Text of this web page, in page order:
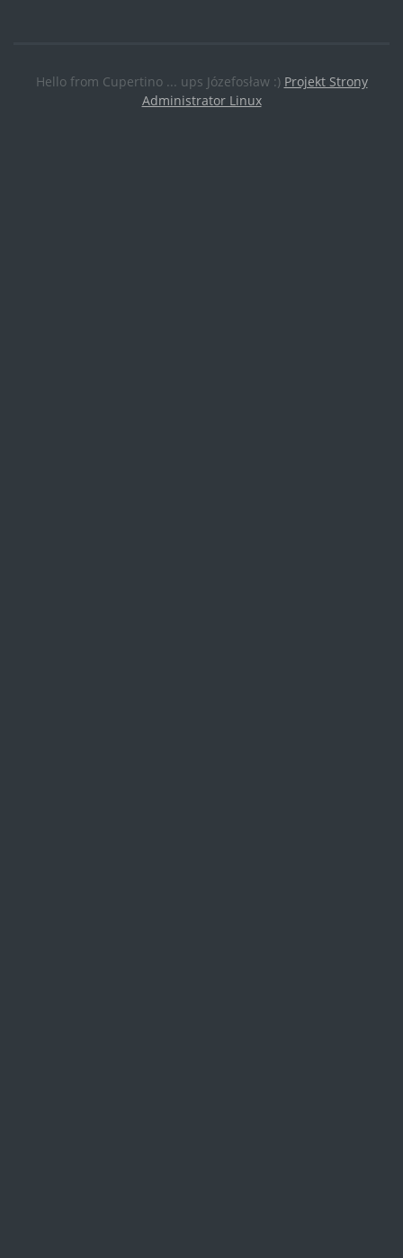
Hello from Cupertino ... ups Józefosław :) Projekt Strony
Administrator Linux